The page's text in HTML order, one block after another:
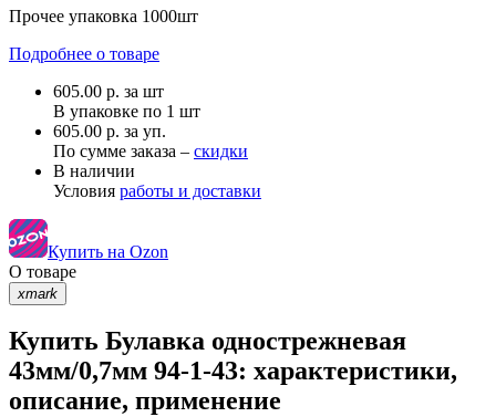
Прочее упаковка 1000шт
Подробнее о товаре
605.00 р. за шт
В упаковке по 1 шт
605.00 р. за уп.
По сумме заказа – скидки
В наличии
Условия работы и доставки
Купить на Ozon
О товаре
xmark
Купить Булавка однострежневая
43мм/0,7мм 94-1-43: характеристики,
описание, применение